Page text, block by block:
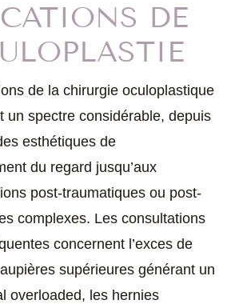
DE
de la chirurgie oculoplastique
un spectre considérable, depuis
esthétiques de
du regard jusqu’aux
post-traumatiques ou post-
complexes. Les consultations
concernent l’exces de
supérieures générant un
overloaded, les hernies